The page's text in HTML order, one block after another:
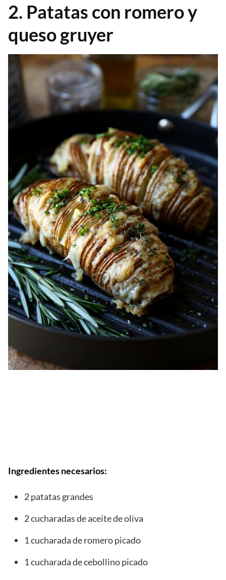
2. Patatas con romero y
queso gruyer
Ingredientes necesarios:
2 patatas grandes
2 cucharadas de aceite de oliva
1 cucharada de romero picado
1 cucharada de cebollino picado